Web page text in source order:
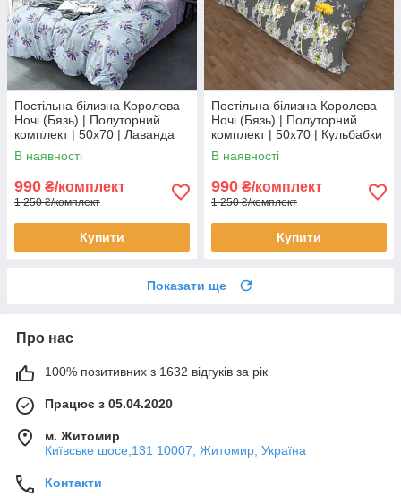
Постільна білизна Королева
Ночі (Бязь) | Полуторний
комплект | 50х70 | Лаванда
на блакитному
В наявності
990 ₴/комплект
1 250 ₴/комплект
Купити
Постільна білизна Королева
Ночі (Бязь) | Полуторний
комплект | 50х70 | Кульбабки
на сірому
В наявності
990 ₴/комплект
1 250 ₴/комплект
Купити
Показати ще
Про нас
100% позитивних з 1632 відгуків за рік
Працює з 05.04.2020
м. Житомир
Київське шосе,131 10007, Житомир, Україна
Контакти